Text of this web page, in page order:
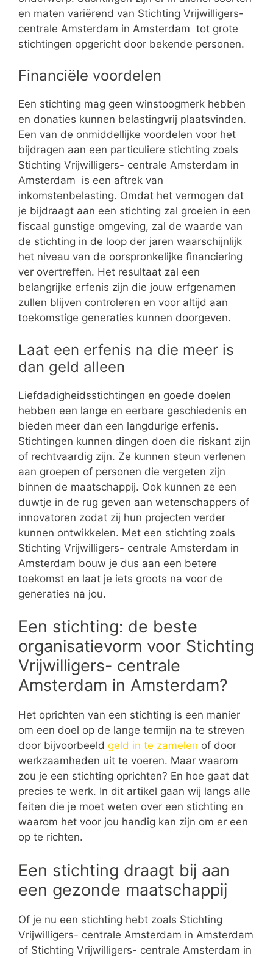
en maten variërend van Stichting Vrijwilligers-
centrale Amsterdam in Amsterdam tot grote
stichtingen opgericht door bekende personen.
Financiële voordelen
Een stichting mag geen winstoogmerk hebben
en donaties kunnen belastingvrij plaatsvinden.
Een van de onmiddellijke voordelen voor het
bijdragen aan een particuliere stichting zoals
Stichting Vrijwilligers- centrale Amsterdam in
Amsterdam is een aftrek van
inkomstenbelasting. Omdat het vermogen dat
je bijdraagt aan een stichting zal groeien in een
fiscaal gunstige omgeving, zal de waarde van
de stichting in de loop der jaren waarschijnlijk
het niveau van de oorspronkelijke financiering
ver overtreffen. Het resultaat zal een
belangrijke erfenis zijn die jouw erfgenamen
zullen blijven controleren en voor altijd aan
toekomstige generaties kunnen doorgeven.
Laat een erfenis na die meer is
dan geld alleen
Liefdadigheidsstichtingen en goede doelen
hebben een lange en eerbare geschiedenis en
bieden meer dan een langdurige erfenis.
Stichtingen kunnen dingen doen die riskant zijn
of rechtvaardig zijn. Ze kunnen steun verlenen
aan groepen of personen die vergeten zijn
binnen de maatschappij. Ook kunnen ze een
duwtje in de rug geven aan wetenschappers of
innovatoren zodat zij hun projecten verder
kunnen ontwikkelen. Met een stichting zoals
Stichting Vrijwilligers- centrale Amsterdam in
Amsterdam bouw je dus aan een betere
toekomst en laat je iets groots na voor de
generaties na jou.
Een stichting: de beste
organisatievorm voor Stichting
Vrijwilligers- centrale
Amsterdam in Amsterdam?
Het oprichten van een stichting is een manier
om een doel op de lange termijn na te streven
door bijvoorbeeld geld in te zamelen of door
werkzaamheden uit te voeren. Maar waarom
zou je een stichting oprichten? En hoe gaat dat
precies te werk. In dit artikel gaan wij langs alle
feiten die je moet weten over een stichting en
waarom het voor jou handig kan zijn om er een
op te richten.
Een stichting draagt bij aan
een gezonde maatschappij
Of je nu een stichting hebt zoals Stichting
Vrijwilligers- centrale Amsterdam in Amsterdam
of Stichting Vrijwilligers- centrale Amsterdam in